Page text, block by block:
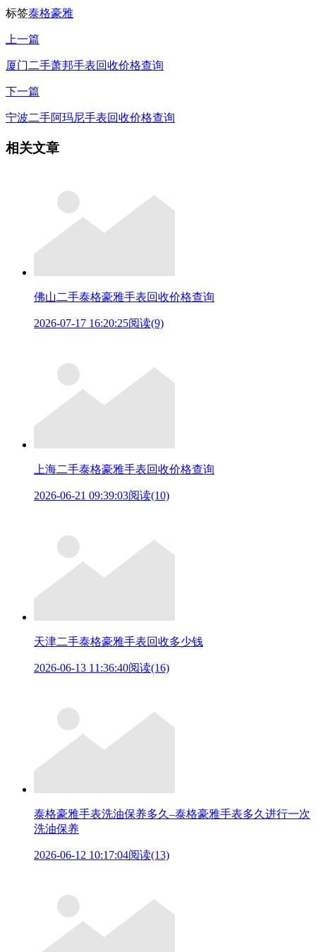
标签泰格豪雅
上一篇
厦门二手萧邦手表回收价格查询
下一篇
宁波二手阿玛尼手表回收价格查询
相关文章
佛山二手泰格豪雅手表回收价格查询
2026-07-17 16:20:25阅读(9)
上海二手泰格豪雅手表回收价格查询
2026-06-21 09:39:03阅读(10)
天津二手泰格豪雅手表回收多少钱
2026-06-13 11:36:40阅读(16)
泰格豪雅手表洗油保养多久–泰格豪雅手表多久进行一次
洗油保养
2026-06-12 10:17:04阅读(13)